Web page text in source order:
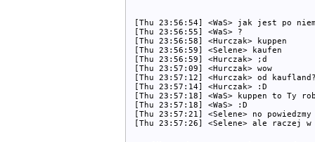
[Thu 23:56:54] <WaS> jak jest po
[Thu 23:56:55] <WaS> ?
[Thu 23:56:58] <Hurczak> kuppen
[Thu 23:56:59] <Selene> kaufen
[Thu 23:56:59] <Hurczak> ;d
[Thu 23:57:09] <Hurczak> wow
[Thu 23:57:12] <Hurczak> od
[Thu 23:57:14] <Hurczak> :D
[Thu 23:57:18] <WaS> kuppen to Ty
[Thu 23:57:18] <WaS> :D
[Thu 23:57:21] <Selene> no powiedzmy